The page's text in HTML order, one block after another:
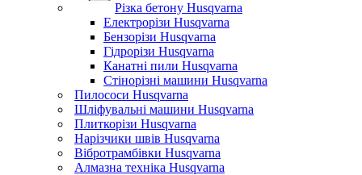
Різка бетону Husqvarna
Електрорізи Husqvarna
Бензорізи Husqvarna
Гідрорізи Husqvarna
Канатні пили Husqvarna
Стінорізні машини Husqvarna
Пилососи Husqvarna
Шліфувальні машини Husqvarna
Плиткорізи Husqvarna
Нарізчики швів Husqvarna
Вібротрамбівки Husqvarna
Алмазна техніка Husqvarna